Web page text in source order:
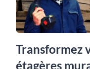
Transformez
étagères